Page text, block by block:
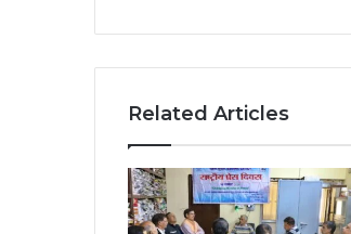
Related Articles